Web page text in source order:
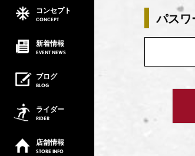
コンセプト
CONCEPT
新着情報
EVENT NEWS
ブログ
BLOG
ライダー
RIDER
店舗情報
STORE INFO
パスワ